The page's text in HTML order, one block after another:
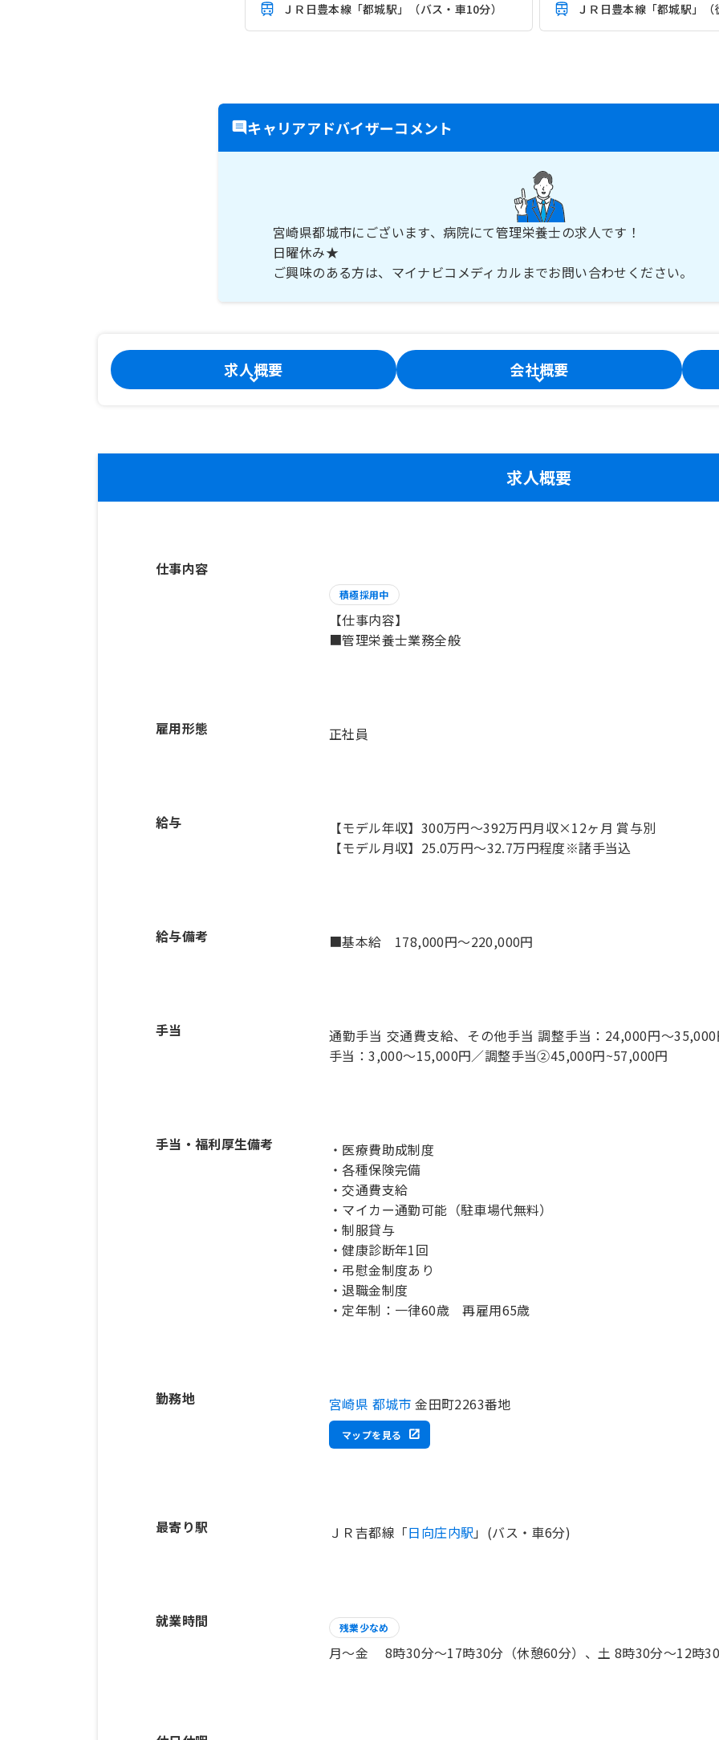
ＪＲ日豊本線「都城駅」（バス・車10分）
ＪＲ日豊本線「都城駅」
キャリアアドバイザーコメント
宮崎県都城市にございます、病院にて管理栄養士の求人です！
日曜休み★
ご興味のある方は、マイナビコメディカルまでお問い合わせください。
求人概要 会社概要
求人概要
仕事内容
積極採用中
【仕事内容】
雇用形態 正社員
給与
【モデル年収】300万円〜392万円月収×12ヶ月 賞与別
【モデル月収】25.0万円〜32.7万円程度※諸手当込
給与備考 ■基本給 178,000円～220,000円
手当
通勤手当 交通費支給、その他手当 調整手当：24,000円～
手当：3,000～15,000円／調整手当②45,000円~57,000円
手当・福利厚生備考
・医療費助成制度
・各種保険完備
・交通費支給
・マイカー通勤可能（駐車場代無料）
・制服貸与
・健康診断年1回
・弔慰金制度あり
・退職金制度
・定年制：一律60歳 再雇用65歳
勤務地 宮崎県 都城市 金田町2263番地
マップを見る
最寄り駅 ＪＲ吉都線「日向庄内駅 」(バス・車6分)
就業時間 残業少なめ
月～金 8時30分〜17時30分（休憩60分）、土 8時30分〜12時